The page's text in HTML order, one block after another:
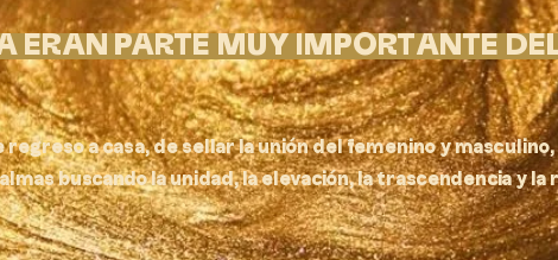
ERAN PARTE MUY IMPORTANTE
a casa, de sellar la unión del femenino y
buscando la unidad, la elevación, la trascendencia y la